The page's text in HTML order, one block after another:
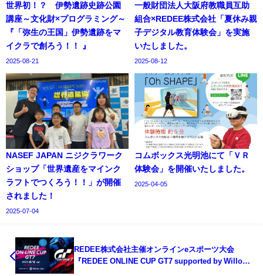
世界初！？ 伊勢遺跡史跡公園
講座～文化財×プログラミング～
『「弥生の王国」伊勢遺跡をマ
イクラで創ろう！！ 』
2025-08-21
一般財団法人大阪府教職員互助
組合×REDEE株式会社「夏休み親
子デジタル教育体験会」を実施
いたしました。
2025-08-12
NASEF JAPAN ニジクラワーク
ショップ「世界遺産をマインク
ラフトでつくろう！！」が開催
されました！
2025-07-04
コムボックス光明池にて「ＶＲ
体験会」を開催いたしました。
2025-04-05
REDEE株式会社主催オンラインeスポーツ大会
『REDEE ONLINE CUP GT7 supported by Willow